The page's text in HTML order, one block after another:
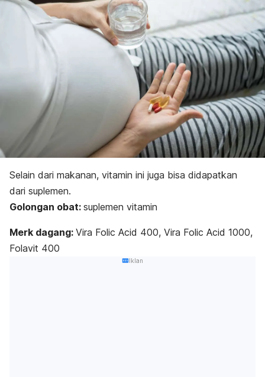
Selain dari makanan, vitamin ini juga bisa didapatkan
dari suplemen.
Golongan obat: suplemen vitamin
Merk dagang: Vira Folic Acid 400, Vira Folic Acid 1000,
Folavit 400
Iklan